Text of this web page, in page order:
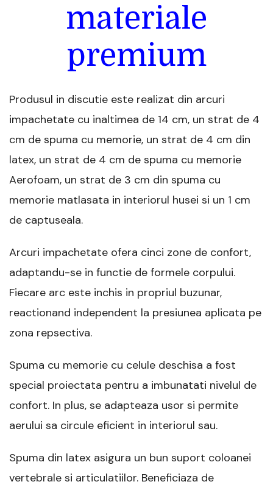
materiale
premium
Produsul in discutie este realizat din arcuri
impachetate cu inaltimea de 14 cm, un strat de 4
cm de spuma cu memorie, un strat de 4 cm din
latex, un strat de 4 cm de spuma cu memorie
Aerofoam, un strat de 3 cm din spuma cu
memorie matlasata in interiorul husei si un 1 cm
de captuseala.
Arcuri impachetate ofera cinci zone de confort,
adaptandu-se in functie de formele corpului.
Fiecare arc este inchis in propriul buzunar,
reactionand independent la presiunea aplicata pe
zona repsectiva.
Spuma cu memorie cu celule deschisa a fost
special proiectata pentru a imbunatati nivelul de
confort. In plus, se adapteaza usor si permite
aerului sa circule eficient in interiorul sau.
Spuma din latex asigura un bun suport coloanei
vertebrale si articulatiilor. Beneficiaza de